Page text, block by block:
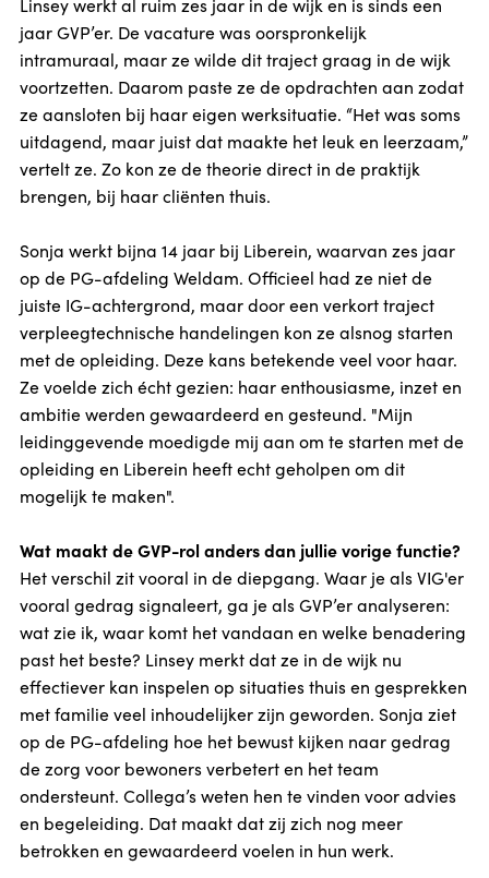
Linsey werkt al ruim zes jaar in de wijk en is sinds een
jaar GVP’er. De vacature was oorspronkelijk
intramuraal, maar ze wilde dit traject graag in de wijk
voortzetten. Daarom paste ze de opdrachten aan zodat
ze aansloten bij haar eigen werksituatie. “Het was soms
uitdagend, maar juist dat maakte het leuk en leerzaam,”
vertelt ze. Zo kon ze de theorie direct in de praktijk
brengen, bij haar cliënten thuis.
Sonja werkt bijna 14 jaar bij Liberein, waarvan zes jaar
op de PG-afdeling Weldam. Officieel had ze niet de
juiste IG-achtergrond, maar door een verkort traject
verpleegtechnische handelingen kon ze alsnog starten
met de opleiding. Deze kans betekende veel voor haar.
Ze voelde zich écht gezien: haar enthousiasme, inzet en
ambitie werden gewaardeerd en gesteund. "Mijn
leidinggevende moedigde mij aan om te starten met de
opleiding en Liberein heeft echt geholpen om dit
mogelijk te maken".
Wat maakt de GVP-rol anders dan jullie vorige functie?
Het verschil zit vooral in de diepgang. Waar je als VIG'er
vooral gedrag signaleert, ga je als GVP’er analyseren:
wat zie ik, waar komt het vandaan en welke benadering
past het beste? Linsey merkt dat ze in de wijk nu
effectiever kan inspelen op situaties thuis en gesprekken
met familie veel inhoudelijker zijn geworden. Sonja ziet
op de PG-afdeling hoe het bewust kijken naar gedrag
de zorg voor bewoners verbetert en het team
ondersteunt. Collega’s weten hen te vinden voor advies
en begeleiding. Dat maakt dat zij zich nog meer
betrokken en gewaardeerd voelen in hun werk.